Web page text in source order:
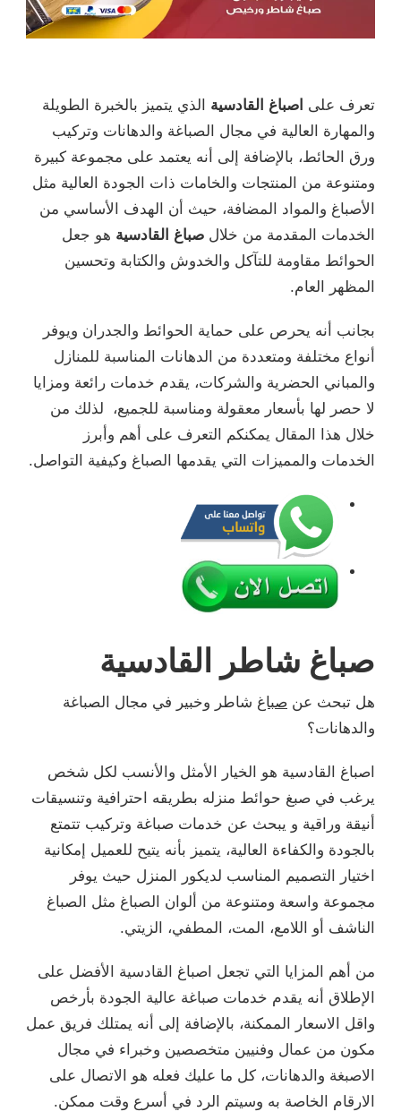
تعرف على اصباغ القادسية الذي يتميز بالخبرة الطويلة
والمهارة العالية في مجال الصباغة والدهانات وتركيب
ورق الحائط، بالإضافة إلى أنه يعتمد على مجموعة كبيرة
ومتنوعة من المنتجات والخامات ذات الجودة العالية مثل
الأصباغ والمواد المضافة، حيث أن الهدف الأساسي من
الخدمات المقدمة من خلال صباغ القادسية هو جعل
الحوائط مقاومة للتآكل والخدوش والكتابة وتحسين
المظهر العام.
بجانب أنه يحرص على حماية الحوائط والجدران ويوفر
أنواع مختلفة ومتعددة من الدهانات المناسبة للمنازل
والمباني الحضرية والشركات، يقدم خدمات رائعة ومزايا
لا حصر لها بأسعار معقولة ومناسبة للجميع، لذلك من
خلال هذا المقال يمكنكم التعرف على أهم وأبرز
الخدمات والمميزات التي يقدمها الصباغ وكيفية التواصل.
صباغ شاطر القادسية
هل تبحث عن صباغ شاطر وخبير في مجال الصباغة
والدهانات؟
اصباغ القادسية هو الخيار الأمثل والأنسب لكل شخص
يرغب في صبغ حوائط منزله بطريقه احترافية وتنسيقات
أنيقة وراقية و يبحث عن خدمات صباغة وتركيب تتمتع
بالجودة والكفاءة العالية، يتميز بأنه يتيح للعميل إمكانية
اختيار التصميم المناسب لديكور المنزل حيث يوفر
مجموعة واسعة ومتنوعة من ألوان الصباغ مثل الصباغ
الناشف أو اللامع، المت، المطفي، الزيتي.
من أهم المزايا التي تجعل اصباغ القادسية الأفضل على
الإطلاق أنه يقدم خدمات صباغة عالية الجودة بأرخص
واقل الاسعار الممكنة، بالإضافة إلى أنه يمتلك فريق عمل
مكون من عمال وفنيين متخصصين وخبراء في مجال
الاصبغة والدهانات، كل ما عليك فعله هو الاتصال على
الارقام الخاصة به وسيتم الرد في أسرع وقت ممكن.